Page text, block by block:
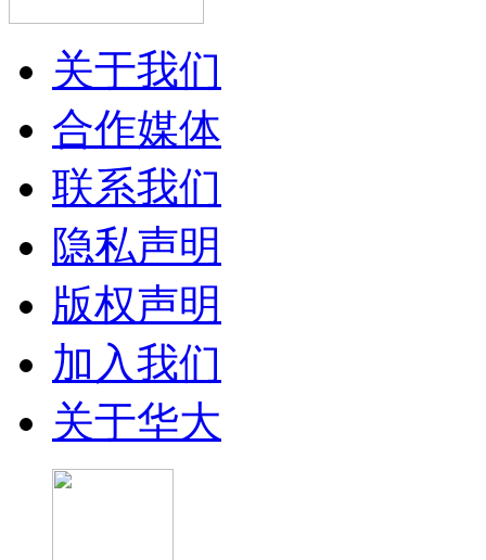
关于我们
合作媒体
联系我们
隐私声明
版权声明
加入我们
关于华大